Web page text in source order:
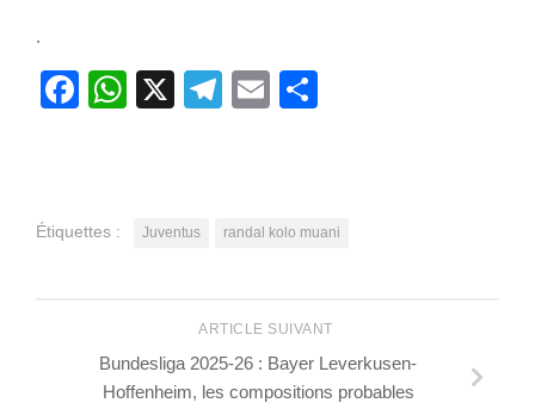
.
Facebook
WhatsApp
X Telegram
Email
Étiquettes : Juventus randal kolo muani
ARTICLE SUIVANT
Bundesliga 2025-26 : Bayer Leverkusen-
Hoffenheim, les compositions probables